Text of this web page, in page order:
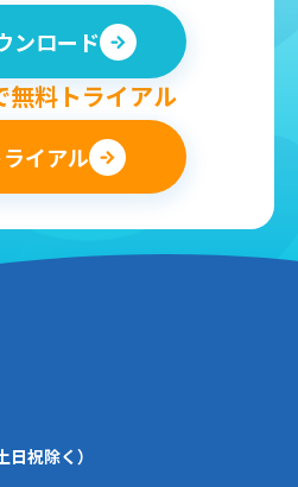
ンロード
無料トライアル
イアル
祝除く）